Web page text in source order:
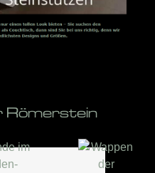
Römerstein
im